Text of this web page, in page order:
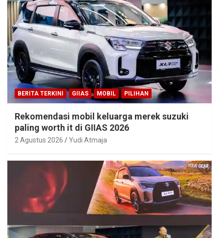
BERITA TERKINI GIIAS MOBIL PILIHAN
Rekomendasi mobil keluarga merek suzuki
paling worth it di GIIAS 2026
2 Agustus 2026 Yudi Atmaja